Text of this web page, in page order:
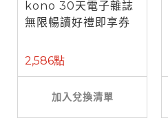
kono 30天電子雜誌
無限暢讀好禮即享券
2,586點
加入兌換清單